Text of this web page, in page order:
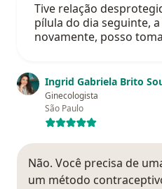
Tive relação
pílula do dia seguinte,
novamente, posso
Ingrid Gabriela Brito
Ginecologista
São Paulo
Não. Você precisa de
um método